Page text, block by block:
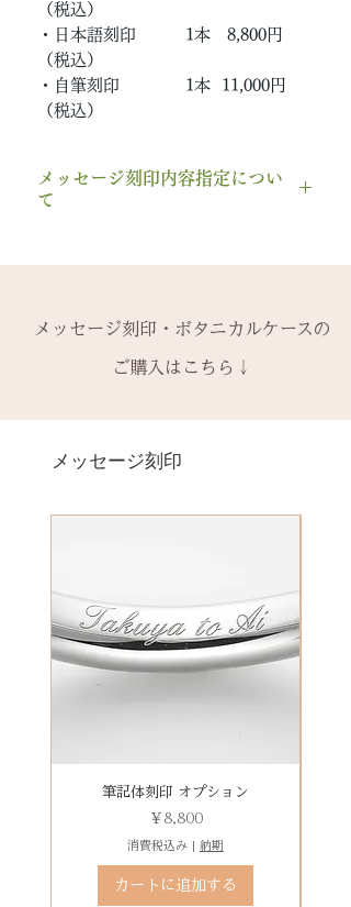
（税込）
・日本語刻印 1本 8,800円
（税込）
・自筆刻印 1本 11,000円
（税込）
メッセージ刻印内容指定につい
て
をそれぞれで異なる場合ですが、
お願いいたします。
10号：Taro & Yumi
例）
ケヤキ ：Yumi & Taro
------------------------------------
メッセージ刻印・ボタニカルケースの
ご購入はこちら↓
メッセージ刻印
筆記体刻印 オプション
価格
￥8,800
消費税込み | 納期
カートに追加する